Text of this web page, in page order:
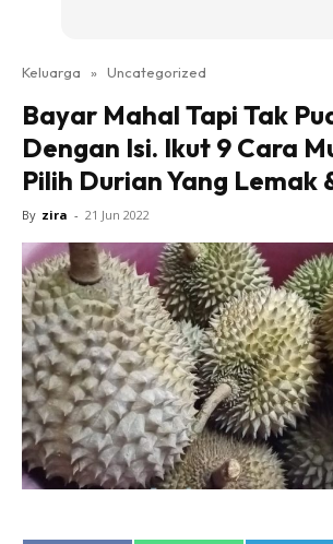
Keluarga » Uncategorized
Bayar Mahal Tapi Tak
Dengan Isi. Ikut 9 Cara
Pilih Durian Yang Lemak
By zira - 21 Jun 2022